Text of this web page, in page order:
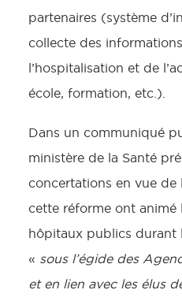
partenaires (système
collecte des
l’hospitalisation et de
école, formation, etc.).
Dans un communiqué
ministère de la Santé
concertations en vue de
cette réforme ont animé
hôpitaux publics durant
« sous l’égide des
et en lien avec les élus